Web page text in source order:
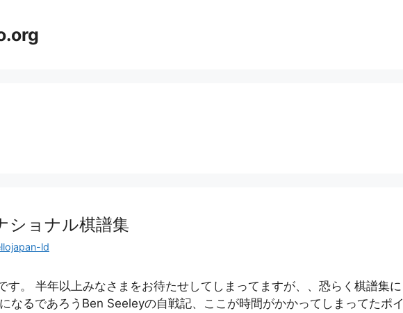
ショナル棋譜集
ld
す。 半年以上みなさまをお待たせしてしまってますが、、恐らく棋譜集に
なるであろうBen Seeleyの自戦記、ここが時間がかかってしまってたポイ